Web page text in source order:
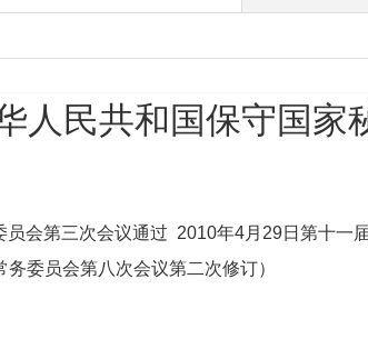
人民共和国保守国家
员会第三次会议通过 2010年4月29日第十一
委员会第八次会议第二次修订）